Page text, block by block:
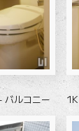
ルコニー